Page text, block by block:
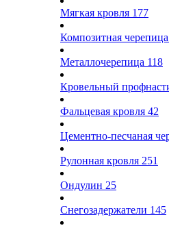
Мягкая кровля 177
Композитная черепица
Металлочерепица 118
Кровельный
Фальцевая кровля 42
Цементно-песчаная
Рулонная кровля 251
Ондулин 25
Снегозадержатели 145